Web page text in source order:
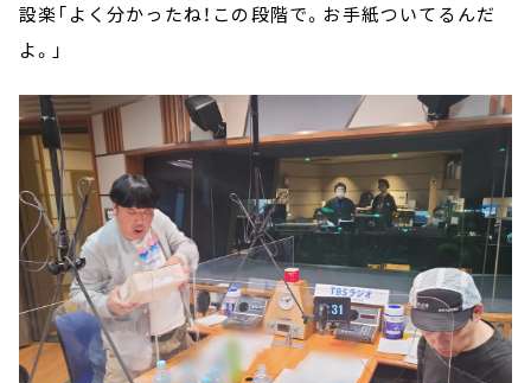
設楽「よく分かったね！この段階で。お手紙ついてるんだ
よ。」